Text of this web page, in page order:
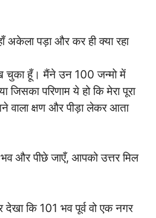
अकेला पड़ा और कर ही क्या रहा
हूँ। मैंने उन 100 जन्मो में
जिसका परिणाम ये हो कि मेरा पूरा
वाला क्षण और पीड़ा लेकर आता
और पीछे जाएँ, आपको उत्तर मिल
देखा कि 101 भव पूर्व वो एक नगर